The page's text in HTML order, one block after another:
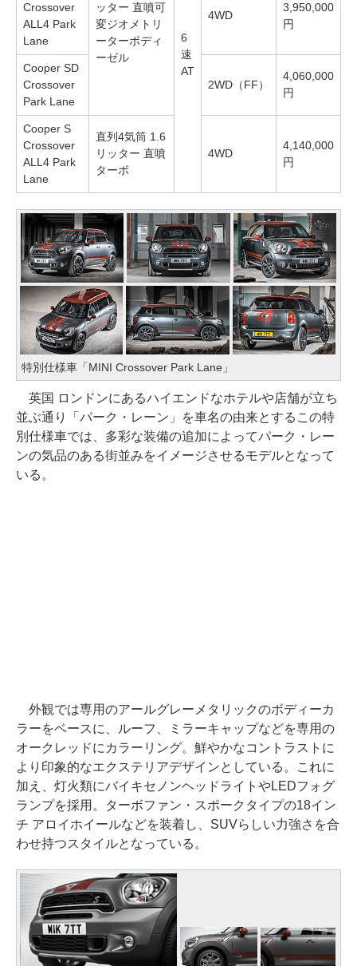
ッター 直噴可
変ジオメトリ
ーターボディ
ーゼル
6
速
AT
Crossover
ALL4 Park
Lane
4WD
3,950,000
円
Cooper SD
Crossover
Park Lane
2WD（FF）
4,060,000
円
Cooper S
Crossover
ALL4 Park
Lane
直列4気筒 1.6
リッター 直噴
ターボ
4WD
4,140,000
円
特別仕様車「MINI Crossover Park Lane」
英国 ロンドンにあるハイエンドなホテルや店舗が立ち
並ぶ通り「パーク・レーン」を車名の由来とするこの特
別仕様車では、多彩な装備の追加によってパーク・レー
ンの気品のある街並みをイメージさせるモデルとなって
いる。
外観では専用のアールグレーメタリックのボディーカ
ラーをベースに、ルーフ、ミラーキャップなどを専用の
オークレッドにカラーリング。鮮やかなコントラストに
より印象的なエクステリアデザインとしている。これに
加え、灯火類にバイキセノンヘッドライトやLEDフォグ
ランプを採用。ターボファン・スポークタイプの18イン
チ アロイホイールなどを装着し、SUVらしい力強さを合
わせ持つスタイルとなっている。